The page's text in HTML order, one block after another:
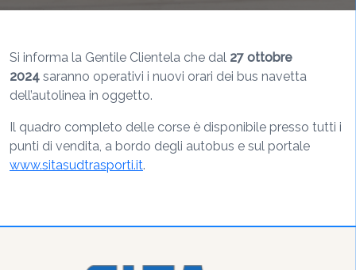
Si informa la Gentile Clientela che dal 27 ottobre
2024 saranno operativi i nuovi orari dei bus navetta
dell’autolinea in oggetto.
Il quadro completo delle corse è disponibile presso tutti i
punti di vendita, a bordo degli autobus e sul portale
www.sitasudtrasporti.it.